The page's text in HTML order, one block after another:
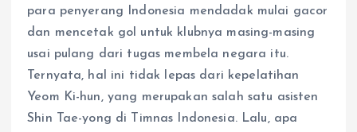
p
k
e
r
m
para penyerang Indonesia mendadak mulai gacor
dan mencetak gol untuk klubnya masing-masing
usai pulang dari tugas membela negara itu.
Ternyata, hal ini tidak lepas dari kepelatihan
Yeom Ki-hun, yang merupakan salah satu asisten
Shin Tae-yong di Timnas Indonesia. Lalu, apa